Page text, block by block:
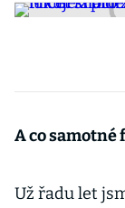
A co
Už řadu let